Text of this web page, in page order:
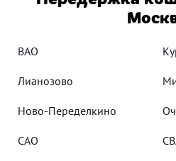
ВАО
Лианозово
Ново-Переделкино
САО